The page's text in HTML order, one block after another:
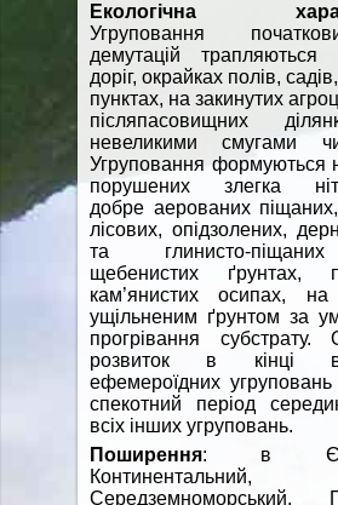
Екологічна
Угруповання
демутацій трапляються
доріг, окрайках полів,
пунктах, на закинутих
післяпасовищних
невеликими смугами
Угруповання формуються
порушених злегка
добре аерованих піщаних,
лісових, опідзолених,
та глинисто-
щебенистих ґрунтах,
кам’янистих осипах,
ущільненим ґрунтом за
прогрівання субстрату.
розвиток в кінці
ефемероїдних
спекотний період
всіх інших угруповань.
Поширення: в
Континентальний,
Середземноморський,